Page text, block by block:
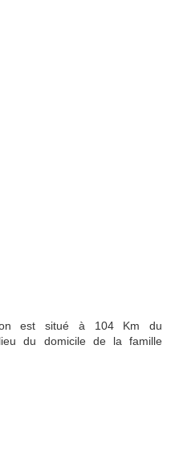
est situé à 104 Km du
du domicile de la famille